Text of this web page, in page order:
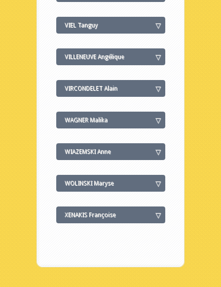
VIEL Tanguy
VILLENEUVE Angélique
VIRCONDELET Alain
WAGNER Malika
WIAZEMSKI Anne
WOLINSKI Maryse
XENAKIS Françoise